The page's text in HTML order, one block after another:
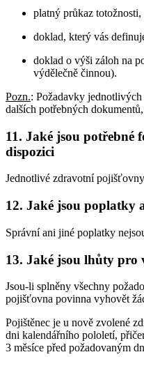
platný průkaz totožnosti,
doklad, který vás
doklad o výši záloh na
výdělečně činnou).
Pozn.: Požadavky
dalších potřebných
11. Jaké jsou potřebné
dispozici
Jednotlivé zdravotní
12. Jaké jsou poplatky
Správní ani jiné poplatky
13. Jaké jsou lhůty pro
Jsou-li splněny všechny
pojišťovna povinna vyhovět
Pojištěnec je u nově zvolené
dni kalendářního pololetí,
3 měsíce před požadovaným